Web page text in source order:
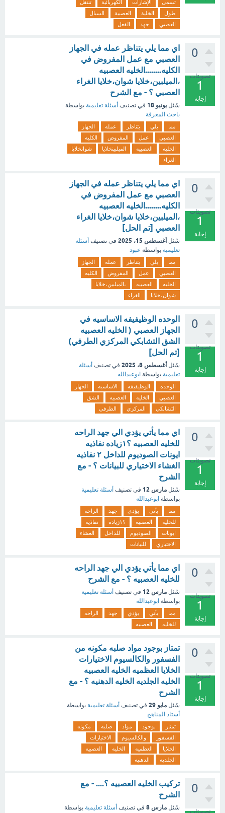
تسمى الإشارات الكهربائية
تنتقل
طول
الخلية العصبية
السيال
العصبي
جهد الفعل
0
تصويتات
1
إجابة
اي مما يلي يتناظر عمله في الجهاز
العصبي مع عمل المفروض في
الكليه........الخليه العصبيه
،الميلبين،خلايا شوان،خلايا الغراء
العصبي ؟ - مع الشرح
سُئل يونيو 18 في تصنيف أسئلة تعليمية بواسطة
باحث المعرفة
مما يلي يتناظر عمله
الجهاز
العصبي
عمل المفروض
الكليه
الخليه
العصبيه الميلبينخلايا
شوانخلايا
الغراء
0
تصويتات
1
إجابة
اي مما يلي يتناظر عمله في الجهاز
العصبي مع عمل المفروض في
الكليه........الخليه العصبيه
،الميلبين،خلايا شوان،خلايا الغراء
العصبي [تم الحل]
سُئل أغسطس 15، 2025 في تصنيف أسئلة
تعليمية بواسطة عبود
مما يلي يتناظر عمله
الجهاز
العصبي
عمل المفروض
الكليه
الخليه
العصبيه
،الميلبين،خلايا
شوان،خلايا
الغراء
0
تصويتات
1
إجابة
الوحده الوظيفيفه الاساسيه في
الجهاز العصبي ( الخليه العصبيه
الشق التشابكي المركزي الطرفي)
[تم الحل]
سُئل أغسطس 8، 2025 في تصنيف أسئلة
تعليمية بواسطة ابوعبدالله
الوحده الوظيفيفه الاساسيه
الجهاز
العصبي
الخليه العصبيه
الشق
التشابكي
المركزي الطرفي
0
تصويتات
1
إجابة
اي مما يأتي يؤدي الي جهد الراحه
للخليه العصبيه ؟١زياده نفاذيه
ايونات الصوديوم للداخل ٢ نفاذيه
الغشاء الاختياري للبيانات ؟ - مع
الشرح
سُئل مارس 12 في تصنيف أسئلة تعليمية
بواسطة ابوعبدالله
مما يأتي يؤدي جهد
الراحه
للخليه
العصبيه ؟١زياده
نفاذيه
ايونات
الصوديوم للداخل
الغشاء
الاختياري
للبيانات
0
تصويتات
1
إجابة
اي مما يأتي يؤدي الي جهد الراحه
للخليه العصبيه ؟ - مع الشرح
سُئل مارس 12 في تصنيف أسئلة تعليمية
بواسطة ابوعبدالله
مما يأتي يؤدي جهد
الراحه
للخليه
العصبيه
0
تصويتات
1
إجابة
تمتاز بوجود مواد صلبه مكونه من
الفسفور والكالسيوم الاختيارات
الخلايا العظميه الخليه العصبيه
الخليه الجلديه الخليه الدهنيه ؟ - مع
الشرح
سُئل مايو 29 في تصنيف أسئلة تعليمية بواسطة
أستاذ المناهج
تمتاز بوجود مواد صلبه
مكونه
الفسفور
والكالسيوم
الاختيارات
الخلايا
العظميه الخليه
العصبيه
الجلديه
الدهنيه
0
تصويتات
تركيب الخليه العصبيه ؟.... - مع
الشرح
سُئل مارس 8 في تصنيف أسئلة تعليمية بواسطة